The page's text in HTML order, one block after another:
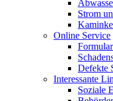
Strom
Online Service
Defekte
Interessante
Soziale